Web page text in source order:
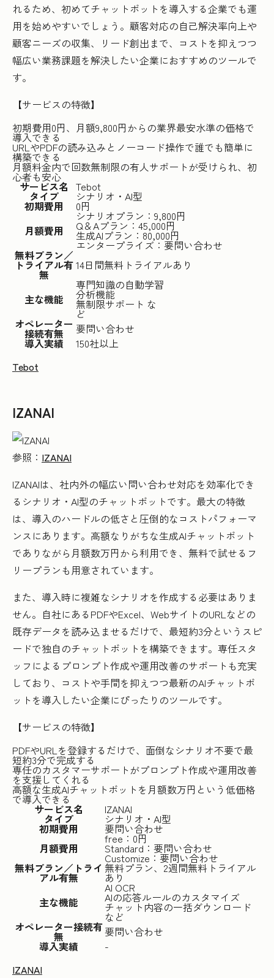
れるため、初めてチャットボットを導入する企業でも運
用を始めやすいでしょう。顧客対応の自己解決率向上や
顧客ニーズの収集、リード創出まで、コストを抑えつつ
幅広い業務課題を解決したい企業におすすめのツールで
す。
【サービスの特徴】
初期費用0円、月額9,800円からの業界最安水準の価格で
導入できる
URLやPDFの読み込みとノーコード操作で誰でも簡単に
構築できる
月額料金内で回数無制限の有人サポートが受けられ、初
心者も安心
サービス名 Tebot
タイプ シナリオ・AI型
初期費用
0円
月額費用
シナリオプラン：9,800円
Q＆Aプラン：45,000円
生成AIプラン：80,000円
エンタープライズ：要問い合わせ
無料プラン／
トライアル有
無
14日間無料トライアルあり
主な機能
専門知識の自動学習
分析機能
無制限サポート な
ど
オペレーター
接続有無
要問い合わせ
導入実績
150社以上
Tebot
IZANAI
参照： IZANAI
IZANAIは、社内外の幅広い問い合わせ対応を効率化でき
るシナリオ・AI型のチャットボットです。最大の特徴
は、導入のハードルの低さと圧倒的なコストパフォーマ
ンスにあります。高額なりがちな生成AIチャットボット
でありながら月額数万円から利用でき、無料で試せるフ
リープランも用意されています。
また、導入時に複雑なシナリオを作成する必要はありま
せん。自社にあるPDFやExcel、WebサイトのURLなどの
既存データを読み込ませるだけで、最短約3分というスピ
ードで独自のチャットボットを構築できます。専任スタ
ッフによるプロンプト作成や運用改善のサポートも充実
しており、コストや手間を抑えつつ最新のAIチャットボ
ットを導入したい企業にぴったりのツールです。
【サービスの特徴】
PDFやURLを登録するだけで、面倒なシナリオ不要で最
短約3分で完成する
専任のカスタマーサポートがプロンプト作成や運用改善
を支援してくれる
高額な生成AIチャットボットを月額数万円という低価格
で導入できる
サービス名 IZANAI
タイプ シナリオ・AI型
初期費用
要問い合わせ
月額費用
free：0円
Standard：要問い合わせ
Customize：要問い合わせ
無料プラン／トライ
アル有無
無料プラン、2週間無料トライアル
あり
主な機能
AI OCR
AIの応答ルールのカスタマイズ
チャット内容の一括ダウンロード
など
オペレーター接続有
無
要問い合わせ
導入実績
-
IZANAI